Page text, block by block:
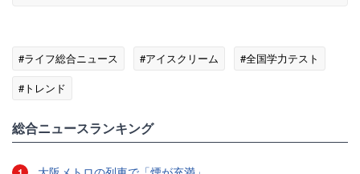
#ライフ総合ニュース #アイスクリーム
#全国学力テスト
#トレンド
総合ニュースランキング